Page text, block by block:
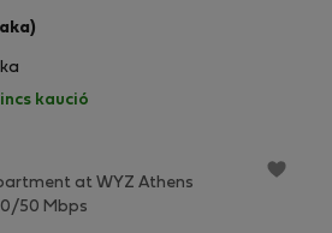
kaució
at WYZ Athens
50 Mbps